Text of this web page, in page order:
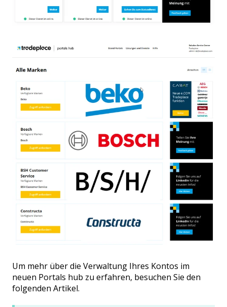
Um mehr über die Verwaltung Ihres Kontos im
neuen Portals hub zu erfahren, besuchen Sie den
folgenden Artikel.